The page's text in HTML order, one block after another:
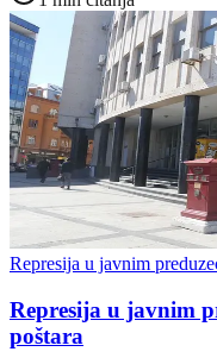
Represija u javnim
Represija u javnim
poštara